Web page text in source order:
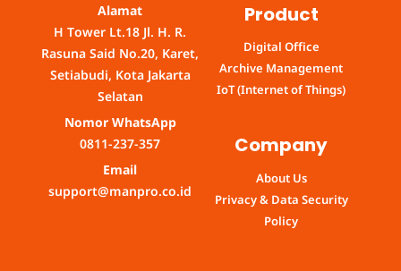
Alamat
H Tower Lt.18 Jl. H. R.
Rasuna Said No.20, Karet,
Setiabudi, Kota Jakarta
Selatan
Nomor WhatsApp
0811-237-357
Email
support@manpro.co.id
Product
Digital Office
Archive Management
IoT (Internet of Things)
Company
About Us
Privacy & Data Security
Policy